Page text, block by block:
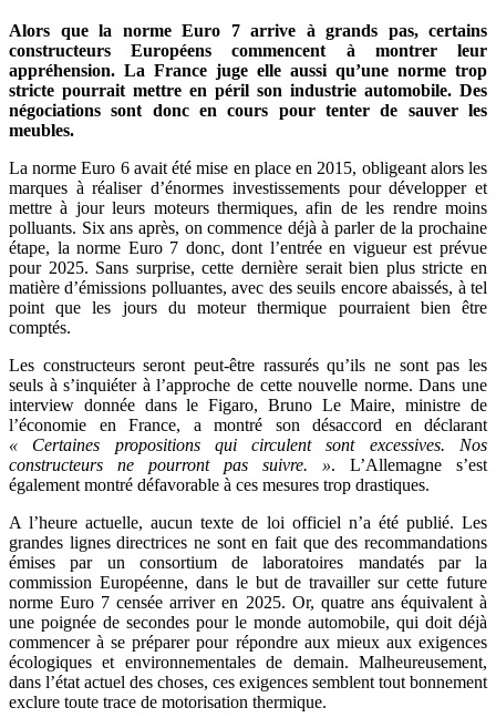
Alors que la norme Euro 7 arrive à grands pas, certains
constructeurs Européens commencent à montrer leur
appréhension. La France juge elle aussi qu’une norme trop
stricte pourrait mettre en péril son industrie automobile. Des
négociations sont donc en cours pour tenter de sauver les
meubles.
La norme Euro 6 avait été mise en place en 2015, obligeant alors les
marques à réaliser d’énormes investissements pour développer et
mettre à jour leurs moteurs thermiques, afin de les rendre moins
polluants. Six ans après, on commence déjà à parler de la prochaine
étape, la norme Euro 7 donc, dont l’entrée en vigueur est prévue
pour 2025. Sans surprise, cette dernière serait bien plus stricte en
matière d’émissions polluantes, avec des seuils encore abaissés, à tel
point que les jours du moteur thermique pourraient bien être
comptés.
Les constructeurs seront peut-être rassurés qu’ils ne sont pas les
seuls à s’inquiéter à l’approche de cette nouvelle norme. Dans une
interview donnée dans le Figaro, Bruno Le Maire, ministre de
l’économie en France, a montré son désaccord en déclarant
« Certaines propositions qui circulent sont excessives. Nos
constructeurs ne pourront pas suivre. ». L’Allemagne s’est
également montré défavorable à ces mesures trop drastiques.
A l’heure actuelle, aucun texte de loi officiel n’a été publié. Les
grandes lignes directrices ne sont en fait que des recommandations
émises par un consortium de laboratoires mandatés par la
commission Européenne, dans le but de travailler sur cette future
norme Euro 7 censée arriver en 2025. Or, quatre ans équivalent à
une poignée de secondes pour le monde automobile, qui doit déjà
commencer à se préparer pour répondre aux mieux aux exigences
écologiques et environnementales de demain. Malheureusement,
dans l’état actuel des choses, ces exigences semblent tout bonnement
exclure toute trace de motorisation thermique.